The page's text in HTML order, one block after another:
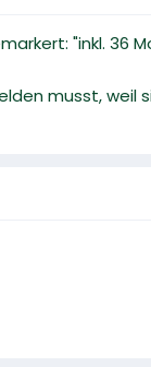
"inkl. 36
musst,